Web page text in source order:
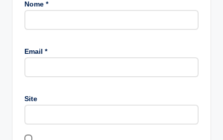
Nome *
Email *
Site
e
ti
e